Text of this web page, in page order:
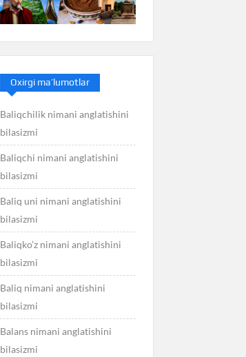
Oxirgi ma’lumotlar
Baliqchilik nimani anglatishini
bilasizmi
Baliqchi nimani anglatishini
bilasizmi
Baliq uni nimani anglatishini
bilasizmi
Baliqko’z nimani anglatishini
bilasizmi
Baliq nimani anglatishini
bilasizmi
Balans nimani anglatishini
bilasizmi